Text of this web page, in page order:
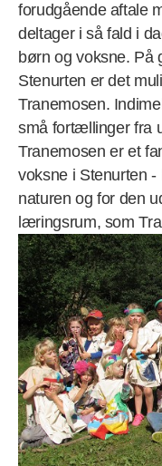
forudgående aftale
deltager i så fald i
børn og voksne. På
Stenurten er det
Tranemosen.
små fortællinger fra
Tranemosen er et
voksne i Stenurten
naturen og for den
læringsrum, som